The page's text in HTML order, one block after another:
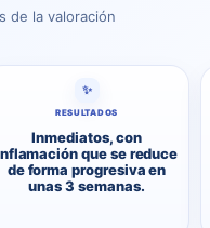
de la valoración
✨
RESULTADOS
Inmediatos, con
que se reduce
de forma progresiva en
unas 3 semanas.